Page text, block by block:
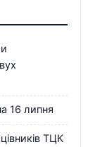
16 липня
ТЦК